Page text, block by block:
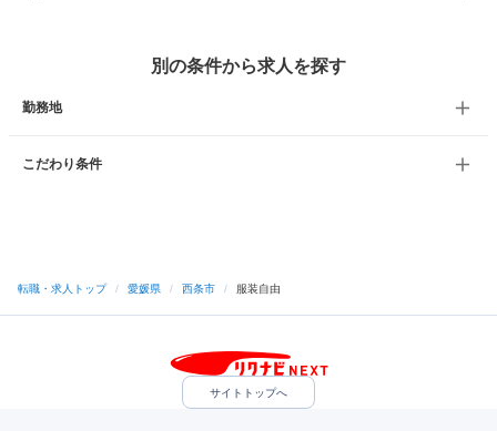
別の条件から求人を探す
勤務地
こだわり条件
転職・求人トップ / 愛媛県 / 西条市 / 服装自由
サイトトップへ